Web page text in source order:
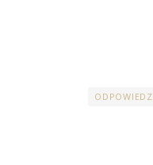
ODPOWIEDZ